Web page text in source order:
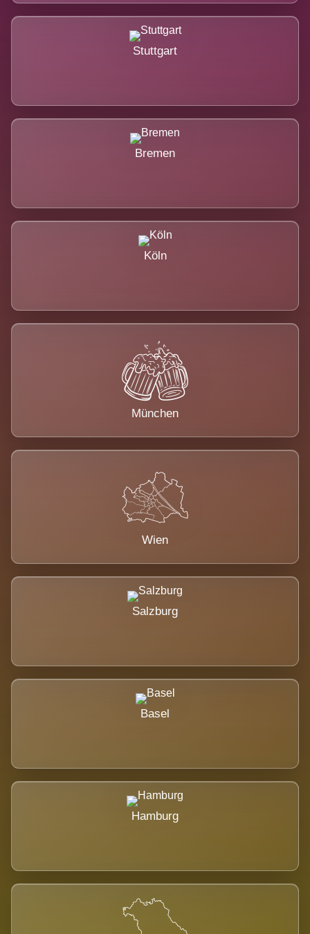
Stuttgart
Bremen
Köln
München
Wien
Salzburg
Basel
Hamburg